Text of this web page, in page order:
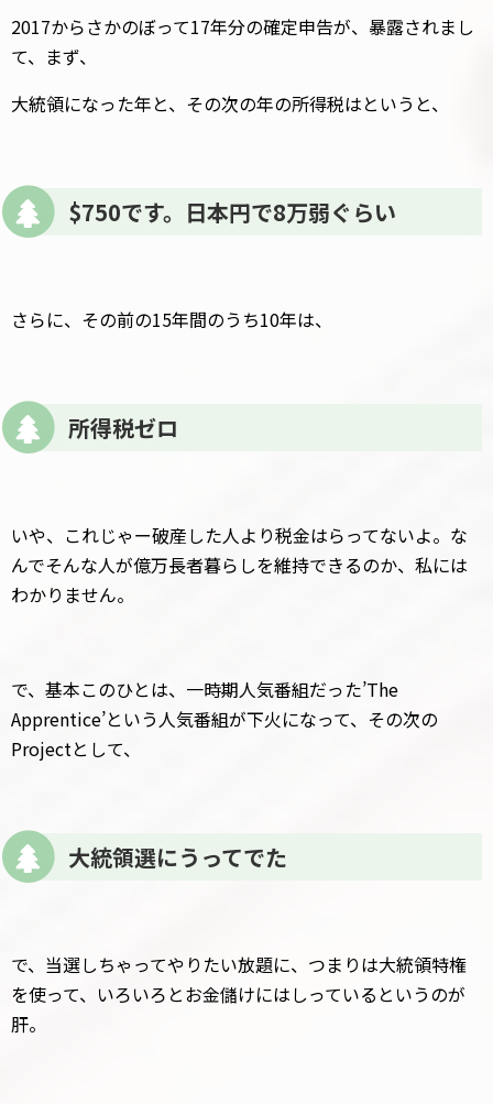
2017からさかのぼって17年分の確定申告が、暴露されまし
て、まず、
大統領になった年と、その次の年の所得税はというと、
$750です。日本円で8万弱ぐらい
さらに、その前の15年間のうち10年は、
所得税ゼロ
いや、これじゃー破産した人より税金はらってないよ。な
んでそんな人が億万長者暮らしを維持できるのか、私には
わかりません。
で、基本このひとは、一時期人気番組だった’The
Apprentice’という人気番組が下火になって、その次の
Projectとして、
大統領選にうってでた
で、当選しちゃってやりたい放題に、つまりは大統領特権
を使って、いろいろとお金儲けにはしっているというのが
肝。